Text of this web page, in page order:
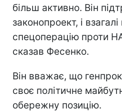
більш активно. Він
законопроект, і
спецоперацію проти
сказав Фесенко.
Він вважає, що
своє політичне
обережну позицію.